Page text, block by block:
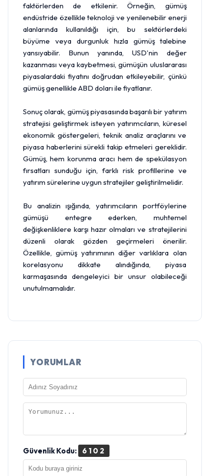
faktörlerden de etkilenir. Örneğin, gümüş
endüstride özellikle teknoloji ve yenilenebilir enerji
alanlarında kullanıldığı için, bu sektörlerdeki
büyüme veya durgunluk hızla gümüş talebine
yansıyabilir. Bunun yanında, USD'nin değer
kazanması veya kaybetmesi, gümüşün uluslararası
piyasalardaki fiyatını doğrudan etkileyebilir, çünkü
gümüş genellikle ABD doları ile fiyatlanır.
Sonuç olarak, gümüş piyasasında başarılı bir yatırım
stratejisi geliştirmek isteyen yatırımcıların, küresel
ekonomik göstergeleri, teknik analiz araçlarını ve
piyasa haberlerini sürekli takip etmeleri gereklidir.
Gümüş, hem korunma aracı hem de spekülasyon
fırsatları sunduğu için, farklı risk profillerine ve
yatırım sürelerine uygun stratejiler geliştirilmelidir.
Bu analizin ışığında, yatırımcıların portföylerine
gümüşü entegre ederken, muhtemel
değişkenliklere karşı hazır olmaları ve stratejilerini
düzenli olarak gözden geçirmeleri önerilir.
Özellikle, gümüş yatırımının diğer varlıklara olan
korelasyonu dikkate alındığında, piyasa
karmaşasında dengeleyici bir unsur olabileceği
unutulmamalıdır.
YORUMLAR
Güvenlik Kodu: 6102